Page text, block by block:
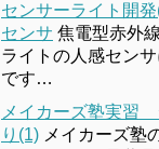
センサーライト開
センサ 焦電型赤外
ライトの人感セン
です…
メイカーズ塾実習
り(1) メイカーズ塾